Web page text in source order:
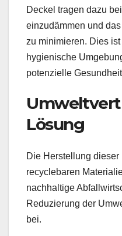
Deckel tragen dazu
einzudämmen und
zu minimieren. Dies
hygienische
potenzielle
Lösung
Die Herstellung
recyclebaren
nachhaltige
Reduzierung der
bei.